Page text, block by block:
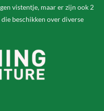
vistentje, maar er zijn ook 2
beschikken over diverse